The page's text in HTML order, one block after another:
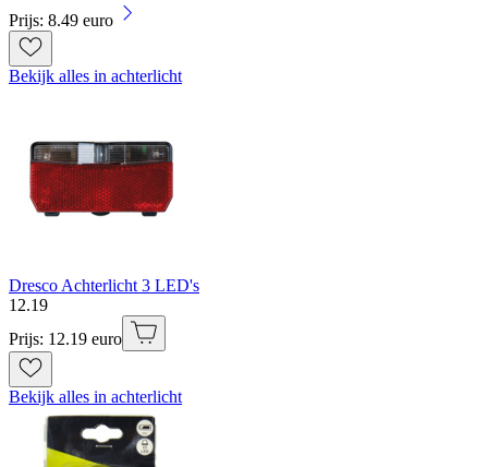
Prijs: 8.49 euro
Bekijk alles in achterlicht
Dresco Achterlicht 3 LED's
12.19
Prijs: 12.19 euro
Bekijk alles in achterlicht